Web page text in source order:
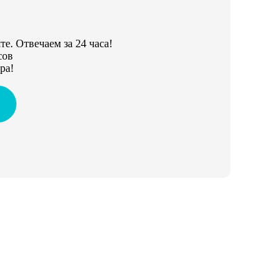
Отвечаем за 24 часа!